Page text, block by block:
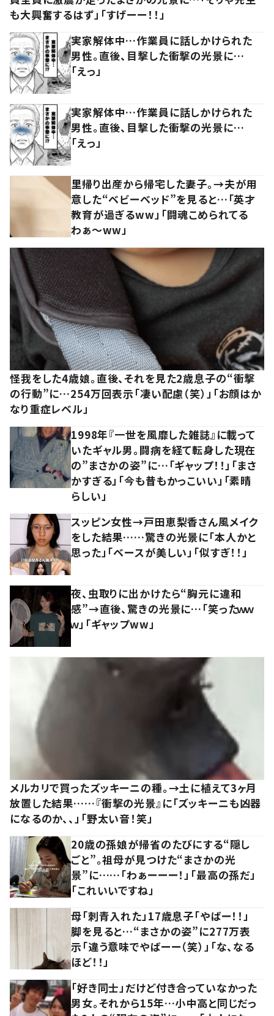
も大興奮するはず」「すげーー！！」
実家解体中…作業員に話しかけられた
男性。直後、目撃した衝撃の光景に…
「えっ」
実家解体中…作業員に話しかけられた
男性。直後、目撃した衝撃の光景に…
「えっ」
里帰り出産から帰宅した妻子。→夫が用
意した“ベビーベッド”を見ると…「英才
教育が過ぎるww」「闘魂こめられてる
わぁ～ww」
怪我をした4歳娘。直後、それを見た2歳息子の“衝撃
の行動”に…254万回表示「凄い配慮（笑）」「お顔はか
なり重症レベル」
1998年『一世を風靡した雑誌』に載って
いたギャル男。闘病を経て転身した現在
の”まさかの姿”に…「ギャップ！！」「まさ
かすぎる」「今も昔もかっこいい」「素晴
らしい」
スッピン女性→戸田恵梨香さん風メイク
をした結果……驚きの光景に「本人かと
思った」「ベースが美しい」「似すぎ！！」
夜、虫取りに出かけたら“胸元に違和
感”→直後、驚きの光景に…「笑ったｗｗ
ｗ」「ギャップww」
メルカリで買ったズッキーニの種。→土に植えて3ヶ月
放置した結果……『衝撃の光景』に「ズッキーニも凶器
になるのか、、」「野太い音！笑」
20歳の孫娘が帰省のたびにする“隠し
ごと”。祖母が見つけた“まさかの光
景”に……「わぁーーー！」「最高の孫だ」
「これいいですね」
母「刺青入れた」17歳息子「やばー！！」
脚を見ると…“まさかの姿”に277万表
示「違う意味でやばーー（笑）」「な、なる
ほど！！」
「好き同士」だけど付き合っていなかった
男女。それから15年…小中高と同じだっ